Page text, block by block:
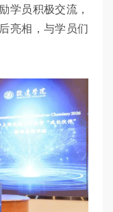
学员积极交流，
亮相，与学员们